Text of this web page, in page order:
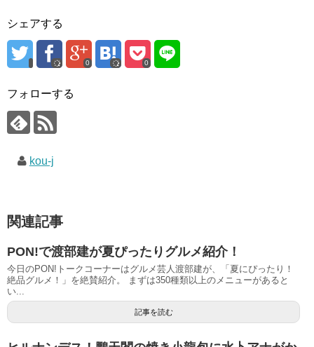
シェアする
0 0
フォローする
kou-j
関連記事
PON!で渡部建が夏ぴったりグルメ紹介！
今日のPON!トークコーナーはグルメ芸人渡部建が、「夏にぴったり！
絶品グルメ！」を絶賛紹介。 まずは350種類以上のメニューがあると
い...
記事を読む